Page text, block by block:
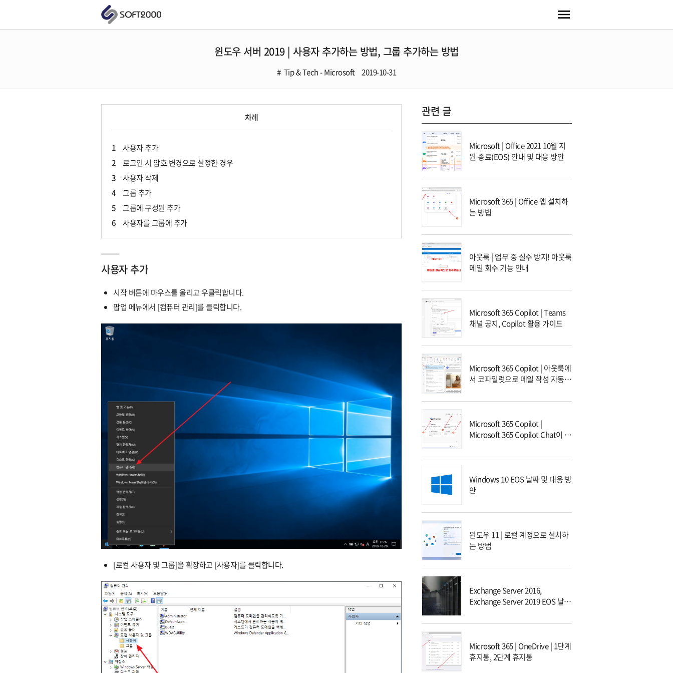
윈도우 서버 2019 | 사용자 추가하는 방법, 그룹 추가하는 방법
Tip & Tech - Microsoft 2019-10-31
차례
1
사용자 추가
2
로그인 시 암호 변경으로 설정한 경우
3
사용자 삭제
4
그룹 추가
5
그룹에 구성원 추가
6
사용자를 그룹에 추가
사용자 추가
시작 버튼에 마우스를 올리고 우클릭합니다.
팝업 메뉴에서 [컴퓨터 관리]를 클릭합니다.
[로컬 사용자 및 그룹]을 확장하고 [사용자]를 클릭합니다.
관련 글
Microsoft | Office 2021 10월 지
원 종료(EOS) 안내 및 대응 방안
Microsoft 365 | Office 앱 설치하
는 방법
아웃룩 | 업무 중 실수 방지! 아웃룩
메일 회수 기능 안내
Microsoft 365 Copilot | Teams
채널 공지, Copilot 활용 가이드
Microsoft 365 Copilot | 아웃룩에
서 코파일럿으로 메일 작성 자동화
Microsoft 365 Copilot |
Microsoft 365 Copilot Chat이 무
Windows 10 EOS 날짜 및 대응 방
안
윈도우 11 | 로컬 계정으로 설치하
는 방법
Exchange Server 2016,
Exchange Server 2019 EOS 날짜
Microsoft 365 | OneDrive | 1단계
휴지통, 2단계 휴지통